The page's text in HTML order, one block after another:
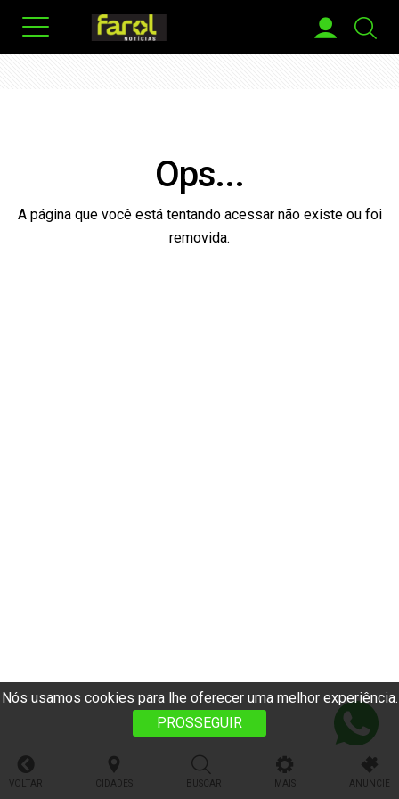
Nós usamos cookies para lhe oferecer uma melhor experiência.
PROSSEGUIR
Ops...
A página que você está tentando acessar não existe ou foi
removida.
VOLTAR CIDADES BUSCAR MAIS ANUNCIE